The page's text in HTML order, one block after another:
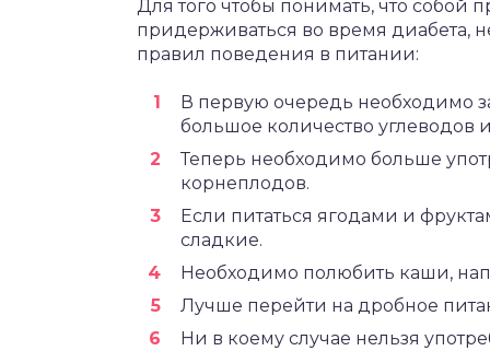
Для того чтобы понимать, что собой
придерживаться во время диабета,
правил поведения в питании:
В первую очередь необходимо
большое количество углеводов
Теперь необходимо больше
корнеплодов.
Если питаться ягодами и
сладкие.
Необходимо полюбить каши,
Лучше перейти на дробное
Ни в коему случае нельзя